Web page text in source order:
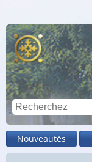
Nouveautés